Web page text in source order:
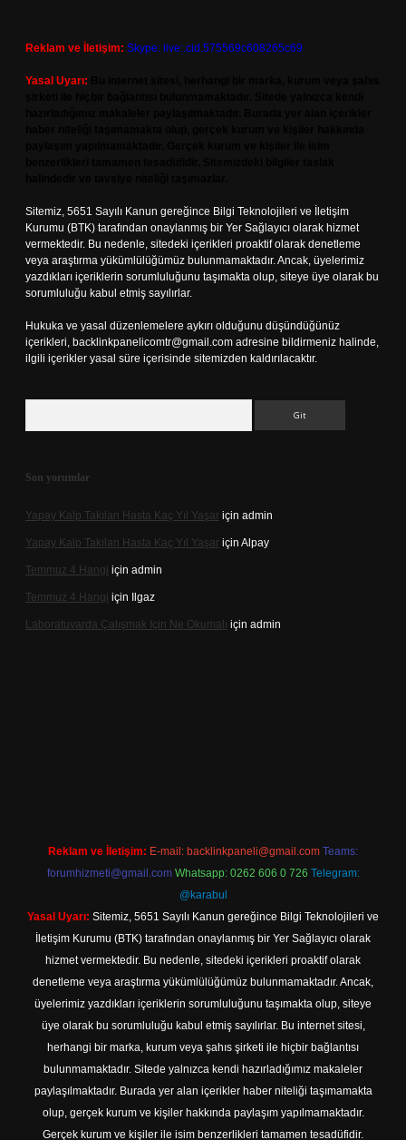
Reklam ve İletişim: Skype: live:.cid.575569c608265c69
Yasal Uyarı:
Sitemiz, 5651 Sayılı Kanun gereğince Bilgi Teknolojileri ve İletişim
Kurumu (BTK) tarafından onaylanmış bir Yer Sağlayıcı olarak hizmet
vermektedir. Bu nedenle, sitedeki içerikleri proaktif olarak denetleme
veya araştırma yükümlülüğümüz bulunmamaktadır. Ancak, üyelerimiz
yazdıkları içeriklerin sorumluluğunu taşımakta olup, siteye üye olarak bu
sorumluluğu kabul etmiş sayılırlar.
Hukuka ve yasal düzenlemelere aykırı olduğunu düşündüğünüz
içerikleri, backlinkpanelicomtr@gmail.com adresine bildirmeniz halinde,
ilgili içerikler yasal süre içerisinde sitemizden kaldırılacaktır.
Son yorumlar
Yapay Kalp Takılan Hasta Kaç Yıl Yaşar için admin
Yapay Kalp Takılan Hasta Kaç Yıl Yaşar için Alpay
Temmuz 4 Hangi için admin
Temmuz 4 Hangi için Ilgaz
Laboratuvarda Çalışmak Için Ne Okumalı için admin
Reklam ve İletişim: E-mail: backlinkpaneli@gmail.com Teams:
forumhizmeti@gmail.com Whatsapp: 0262 606 0 726 Telegram:
@karabul
Yasal Uyarı: Sitemiz, 5651 Sayılı Kanun gereğince Bilgi Teknolojileri ve
İletişim Kurumu (BTK) tarafından onaylanmış bir Yer Sağlayıcı olarak
hizmet vermektedir. Bu nedenle, sitedeki içerikleri proaktif olarak
denetleme veya araştırma yükümlülüğümüz bulunmamaktadır. Ancak,
üyelerimiz yazdıkları içeriklerin sorumluluğunu taşımakta olup, siteye
üye olarak bu sorumluluğu kabul etmiş sayılırlar. Bu internet sitesi,
herhangi bir marka, kurum veya şahıs şirketi ile hiçbir bağlantısı
bulunmamaktadır. Sitede yalnızca kendi hazırladığımız makaleler
paylaşılmaktadır. Burada yer alan içerikler haber niteliği taşımamakta
olup, gerçek kurum ve kişiler hakkında paylaşım yapılmamaktadır.
Gerçek kurum ve kişiler ile isim benzerlikleri tamamen tesadüfidir.